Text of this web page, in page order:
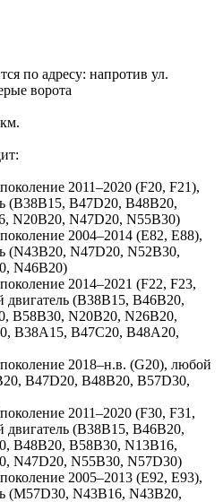
по адресу: напротив ул.
ворота
2011–2020 (F20, F21),
(B38B15, B47D20, B48B20,
N20B20, N47D20, N55B30)
2004–2014 (E82, E88),
(N43B20, N47D20, N52B30,
N46B20)
2014–2021 (F22, F23,
двигатель (B38B15, B46B20,
B58B30, N20B20, N26B20,
B38A15, B47C20, B48A20,
2018–н.в. (G20), любой
B47D20, B48B20, B57D30,
2011–2020 (F30, F31,
двигатель (B38B15, B46B20,
B48B20, B58B30, N13B16,
N47D20, N55B30, N57D30)
2005–2013 (E92, E93),
(M57D30, N43B16, N43B20,